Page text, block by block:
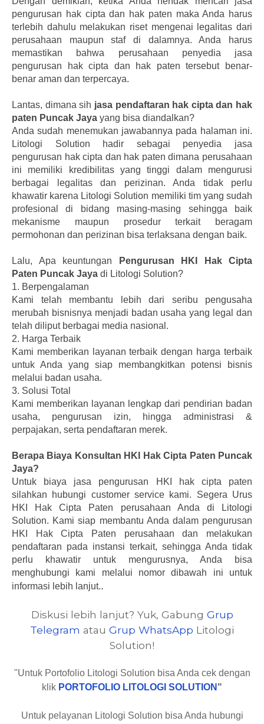
pengurusan hak cipta dan hak paten maka Anda harus
terlebih dahulu melakukan riset mengenai legalitas dari
perusahaan maupun staf di dalamnya. Anda harus
memastikan bahwa perusahaan penyedia jasa
pengurusan hak cipta dan hak paten tersebut benar-
benar aman dan terpercaya.
Lantas, dimana sih jasa pendaftaran hak cipta dan hak
paten Puncak Jaya yang bisa diandalkan?
Anda sudah menemukan jawabannya pada halaman ini.
Litologi Solution hadir sebagai penyedia jasa
pengurusan hak cipta dan hak paten dimana perusahaan
ini memiliki kredibilitas yang tinggi dalam mengurusi
berbagai legalitas dan perizinan. Anda tidak perlu
khawatir karena Litologi Solution memiliki tim yang sudah
profesional di bidang masing-masing sehingga baik
mekanisme maupun prosedur terkait beragam
permohonan dan perizinan bisa terlaksana dengan baik.
Lalu, Apa keuntungan Pengurusan HKI Hak Cipta
Paten Puncak Jaya di Litologi Solution?
1. Berpengalaman
Kami telah membantu lebih dari seribu pengusaha
merubah bisnisnya menjadi badan usaha yang legal dan
telah diliput berbagai media nasional.
2. Harga Terbaik
Kami memberikan layanan terbaik dengan harga terbaik
untuk Anda yang siap membangkitkan potensi bisnis
melalui badan usaha.
3. Solusi Total
Kami memberikan layanan lengkap dari pendirian badan
usaha, pengurusan izin, hingga administrasi &
perpajakan, serta pendaftaran merek.
Berapa Biaya Konsultan HKI Hak Cipta Paten Puncak
Jaya?
Untuk biaya jasa pengurusan HKI hak cipta paten
silahkan hubungi customer service kami. Segera Urus
HKI Hak Cipta Paten perusahaan Anda di Litologi
Solution. Kami siap membantu Anda dalam pengurusan
HKI Hak Cipta Paten perusahaan dan melakukan
pendaftaran pada instansi terkait, sehingga Anda tidak
perlu khawatir untuk mengurusnya, Anda bisa
menghubungi kami melalui nomor dibawah ini untuk
informasi lebih lanjut..
Diskusi lebih lanjut? Yuk, Gabung Grup
Telegram atau Grup WhatsApp Litologi
Solution!
"Untuk Portofolio Litologi Solution bisa Anda cek dengan
klik PORTOFOLIO LITOLOGI SOLUTION "
Untuk pelayanan Litologi Solution bisa Anda hubungi